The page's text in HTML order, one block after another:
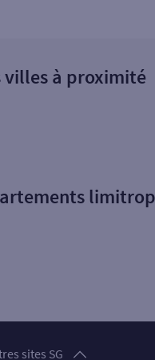
villes à proximité
sites SG